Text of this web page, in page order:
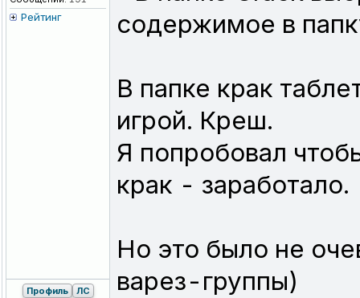
Рейтинг
содержимое в
В папке крак
игрой. Креш.
Я попробовал
крак - заработало.
Но это было не
варез-группы)
Профиль ЛС